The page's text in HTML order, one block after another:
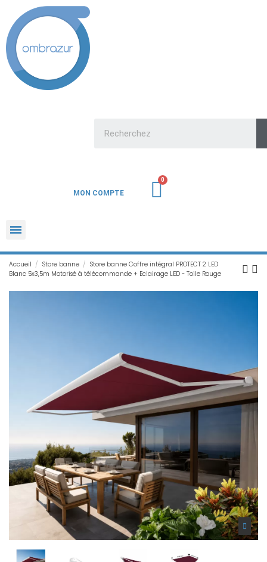
MON COMPTE
Accueil Store banne
Store banne Coffre intégral PROTECT 2 LED
Blanc 5x3,5m Motorisé à télécommande + Eclairage LED - Toile Rouge